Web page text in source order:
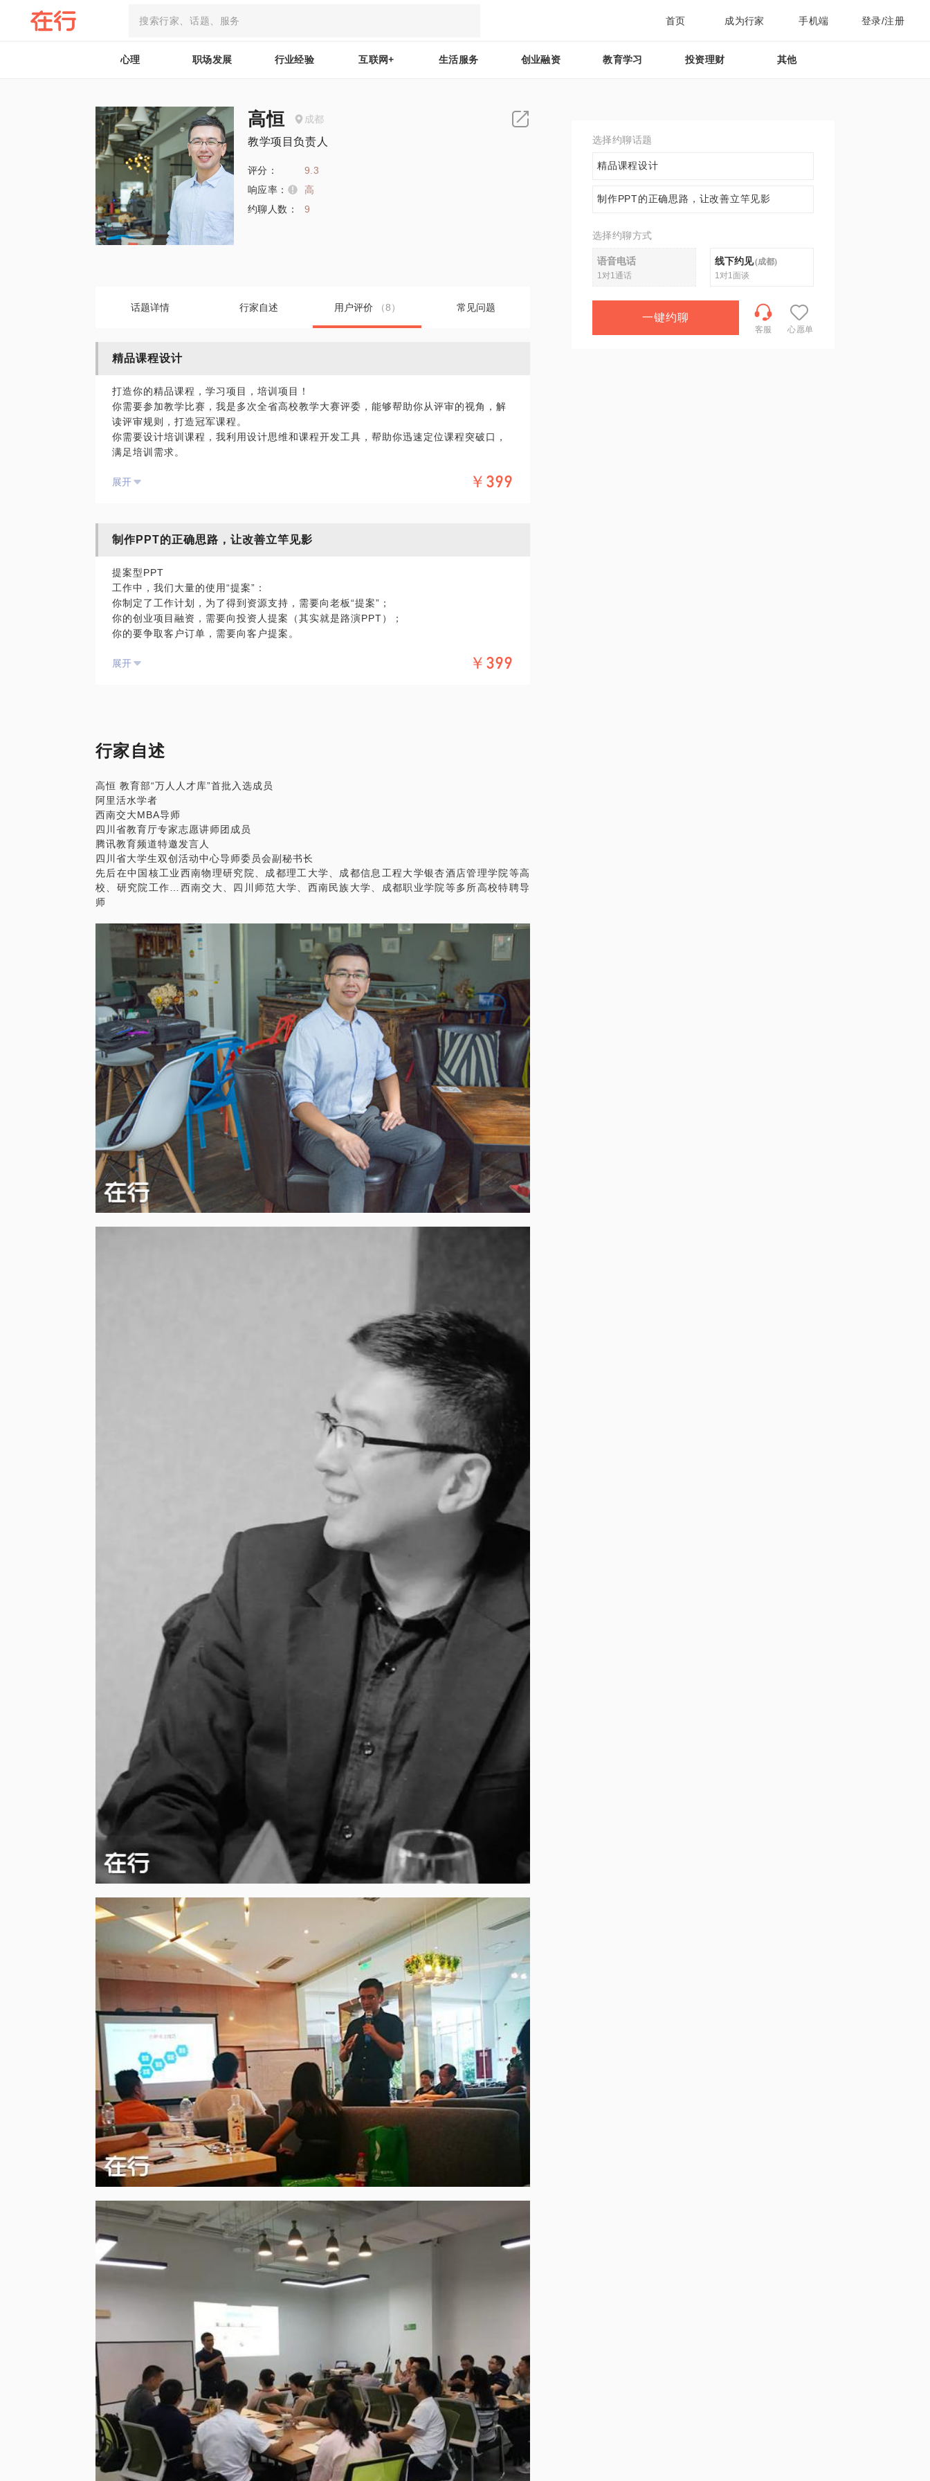
首页 成为行家 手机端 登录/注册
心理 职场发展 行业经验 互联网+ 生活服务 创业融资 教育学习 投资理财 其他
高恒 成都
教学项目负责人
评分：
9.3
响应率：
高
约聊人数：
9
话题详情 行家自述 用户评价 （8） 常见问题
精品课程设计
打造你的精品课程，学习项目，培训项目！
你需要参加教学比赛，我是多次全省高校教学大赛评委，能够帮助你从评审的视角，解
读评审规则，打造冠军课程。
你需要设计培训课程，我利用设计思维和课程开发工具，帮助你迅速定位课程突破口，
满足培训需求。
形成了一套有效训练方法，能够帮助到你。
展开 ￥399
制作PPT的正确思路，让改善立竿见影
提案型PPT
工作中，我们大量的使用“提案”：
你制定了工作计划，为了得到资源支持，需要向老板“提案”；
你的创业项目融资，需要向投资人提案（其实就是路演PPT）；
你的要争取客户订单，需要向客户提案。
你的汇报型PPT的关键是：清晰明了的让老板懂得你的付出与业绩。
展开 ￥399
行家自述
高恒 教育部“万人人才库”首批入选成员
阿里活水学者
西南交大MBA导师
四川省教育厅专家志愿讲师团成员
腾讯教育频道特邀发言人
四川省大学生双创活动中心导师委员会副秘书长
先后在中国核工业西南物理研究院、成都理工大学、成都信息工程大学银杏酒店管理学院等高
校、研究院工作…西南交大、四川师范大学、西南民族大学、成都职业学院等多所高校特聘导
师
选择约聊话题
精品课程设计
制作PPT的正确思路，让改善立竿见影
选择约聊方式
语音电话
1对1通话
线下约见(成都)
1对1面谈
一键约聊
客服 心愿单